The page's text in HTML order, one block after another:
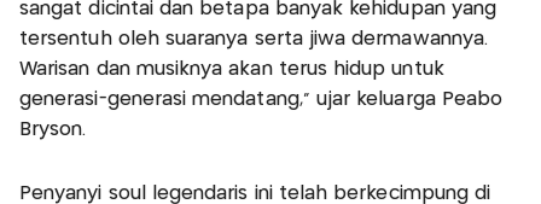
sangat dicintai dan betapa banyak kehidupan yang
tersentuh oleh suaranya serta jiwa dermawannya.
Warisan dan musiknya akan terus hidup untuk
generasi-generasi mendatang," ujar keluarga Peabo
Bryson.
Penyanyi soul legendaris ini telah berkecimpung di